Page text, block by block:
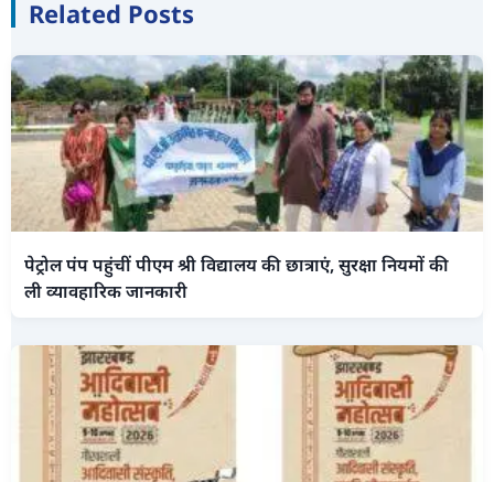
Related Posts
पेट्रोल पंप पहुंचीं पीएम श्री विद्यालय की छात्राएं, सुरक्षा नियमों की
ली व्यावहारिक जानकारी